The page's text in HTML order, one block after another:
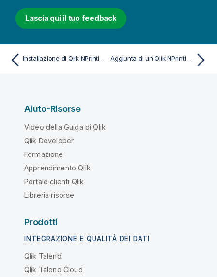
Lascia qui il tuo feedback
Installazione di Qlik NPrinting Designer Aggiunta di un Qlik NPrinting Engine
Aiuto-Risorse
Video della Guida di Qlik
Qlik Developer
Formazione
Apprendimento Qlik
Portale clienti Qlik
Libreria risorse
Prodotti
INTEGRAZIONE E QUALITÀ DEI DATI
Qlik Talend
Qlik Talend Cloud